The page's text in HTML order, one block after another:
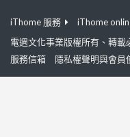
iThome 服務 iThome
電週文化事業版權所有、轉
服務信箱
隱私權聲明與會員